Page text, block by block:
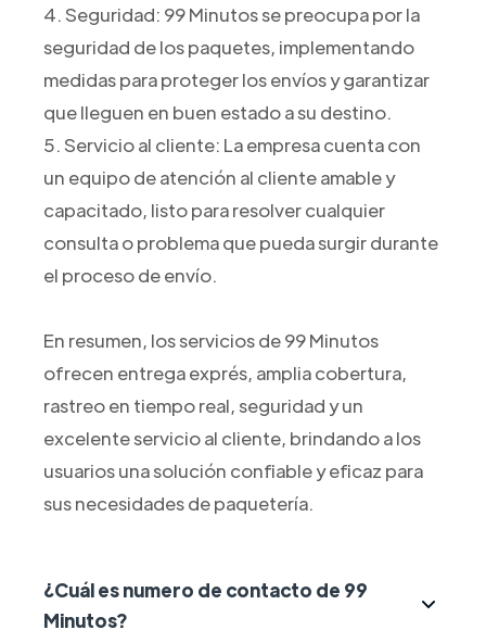
4. Seguridad: 99 Minutos se preocupa por la
seguridad de los paquetes, implementando
medidas para proteger los envíos y garantizar
que lleguen en buen estado a su destino.
5. Servicio al cliente: La empresa cuenta con
un equipo de atención al cliente amable y
capacitado, listo para resolver cualquier
consulta o problema que pueda surgir durante
el proceso de envío.
En resumen, los servicios de 99 Minutos
ofrecen entrega exprés, amplia cobertura,
rastreo en tiempo real, seguridad y un
excelente servicio al cliente, brindando a los
usuarios una solución confiable y eficaz para
sus necesidades de paquetería.
¿Cuál es numero de contacto de 99
Minutos?